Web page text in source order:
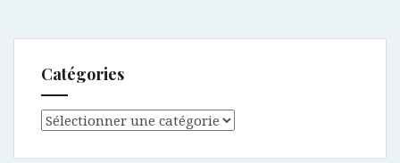
Catégories
Catégories